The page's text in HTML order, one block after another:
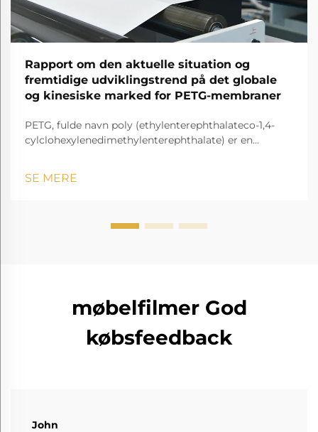
Rapport om den aktuelle situation og
fremtidige udviklingstrend på det globale
og kinesiske marked for PETG-membraner
PETG, fulde navn poly (ethylenterephthalateco-1,4-
cylclohexylenedimethylenterephthalate) er en
SE MERE
møbelfilmer God
købsfeedback
John